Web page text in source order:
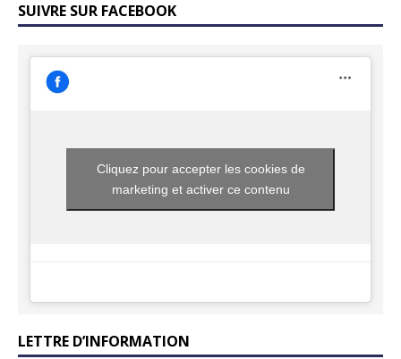
SUIVRE SUR FACEBOOK
Cliquez pour accepter les cookies de
marketing et activer ce contenu
LETTRE D’INFORMATION